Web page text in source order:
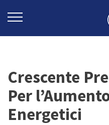
Crescente
Per
Energetici